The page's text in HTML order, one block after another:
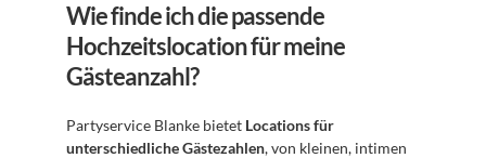
Wie finde ich die passende
Hochzeitslocation für meine
Gästeanzahl?
Partyservice Blanke bietet Locations für
unterschiedliche Gästezahlen, von kleinen, intimen